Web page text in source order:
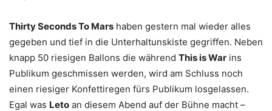
Thirty Seconds To Mars haben gestern mal wieder alles
gegeben und tief in die Unterhaltunskiste gegriffen. Neben
knapp 50 riesigen Ballons die während This is War ins
Publikum geschmissen werden, wird am Schluss noch
einen riesiger Konfettiregen fürs Publikum losgelassen.
Egal was Leto an diesem Abend auf der Bühne macht –